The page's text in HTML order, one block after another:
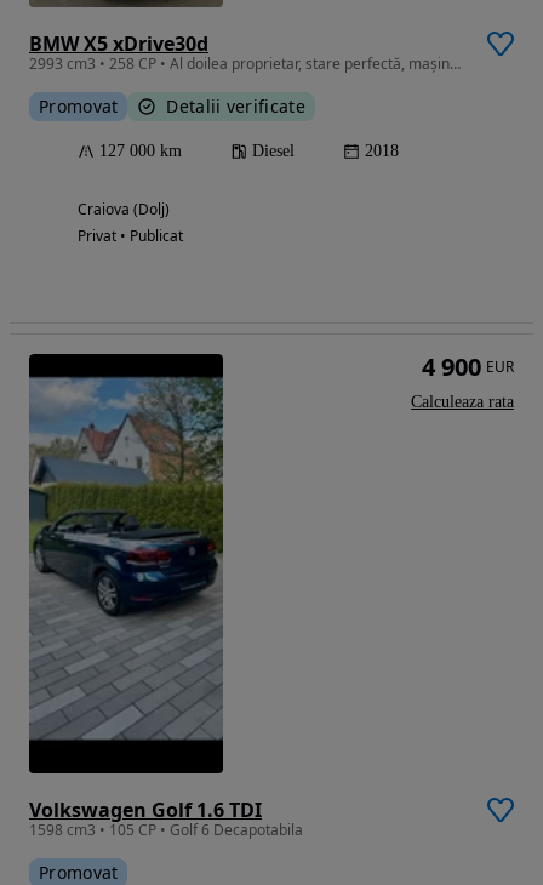
BMW X5 xDrive30d
2993 cm3 • 258 CP • Al doilea proprietar, stare perfectă, mașină cu o singură turbină, ce
Promovat Detalii verificate
127 000 km Diesel 2018
Craiova (Dolj)
Privat • Publicat
Volkswagen Golf 1.6 TDI
1598 cm3 • 105 CP • Golf 6 Decapotabila
Promovat
4 900 EUR
Calculeaza rata